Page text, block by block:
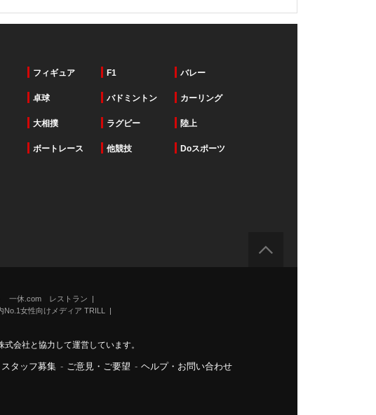
フィギュア F1 バレー
卓球 バドミントン カーリング
大相撲 ラグビー 陸上
ボートレース 他競技 Doスポーツ
一休.com レストラン
No.1女性向けメディア TRILL
会社と協力して運営しています。
スタッフ募集 - ご意見・ご要望 - ヘルプ・お問い合わせ